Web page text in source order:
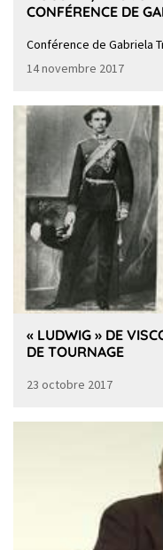
CONFÉRENCE DE
Conférence de Gabriela
14 novembre 2017
« LUDWIG » DE
DE TOURNAGE
23 octobre 2017